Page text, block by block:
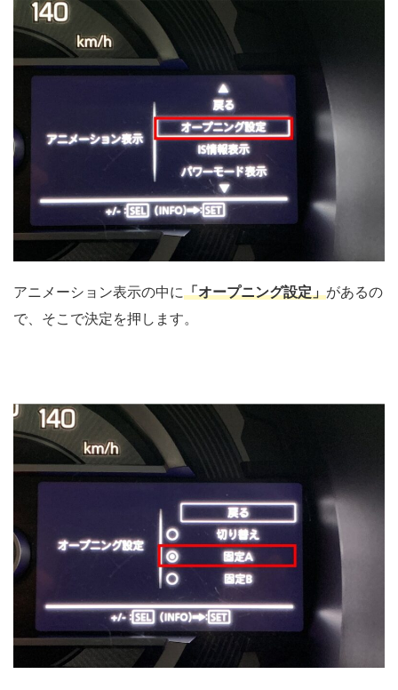
アニメーション表示の中に「オープニング設定」があるの
で、そこで決定を押します。